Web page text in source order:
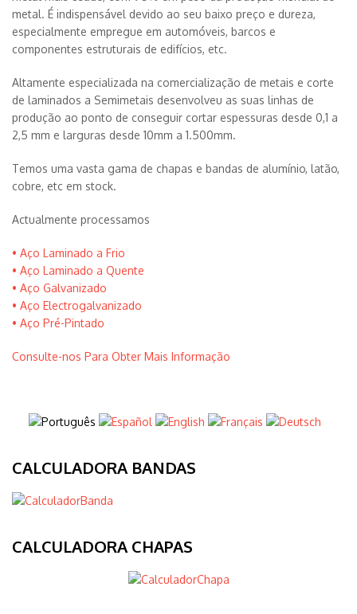
metal. É indispensável devido ao seu baixo preço e dureza,
especialmente empregue em automóveis, barcos e
componentes estruturais de edifícios, etc.
Altamente especializada na comercialização de metais e corte
de laminados a Semimetais desenvolveu as suas linhas de
produção ao ponto de conseguir cortar espessuras desde 0,1 a
2,5 mm e larguras desde 10mm a 1.500mm.
Temos uma vasta gama de chapas e bandas de alumínio, latão,
cobre, etc em stock.
Actualmente processamos
• Aço Laminado a Frio
• Aço Laminado a Quente
• Aço Galvanizado
• Aço Electrogalvanizado
• Aço Pré-Pintado
Consulte-nos Para Obter Mais Informação
CALCULADORA BANDAS
CALCULADORA CHAPAS